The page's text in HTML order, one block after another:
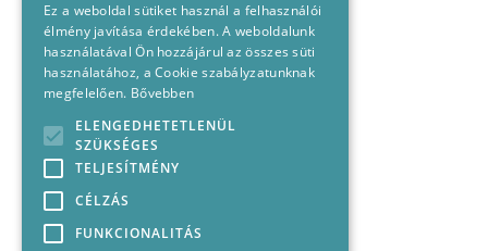
Ez a weboldal sütiket használ a felhasználói
élmény javítása érdekében. A weboldalunk
használatával Ön hozzájárul az összes süti
használatához, a Cookie szabályzatunknak
megfelelően. Bővebben
ELENGEDHETETLENÜL
SZÜKSÉGES
TELJESÍTMÉNY
CÉLZÁS
FUNKCIONALITÁS